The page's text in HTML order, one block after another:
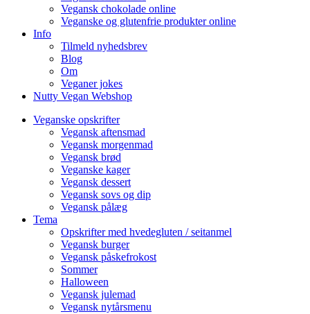
Vegansk chokolade online
Veganske og glutenfrie produkter online
Info
Tilmeld nyhedsbrev
Blog
Om
Veganer jokes
Nutty Vegan Webshop
Veganske opskrifter
Vegansk aftensmad
Vegansk morgenmad
Vegansk brød
Veganske kager
Vegansk dessert
Vegansk sovs og dip
Vegansk pålæg
Tema
Opskrifter med hvedegluten / seitanmel
Vegansk burger
Vegansk påskefrokost
Sommer
Halloween
Vegansk julemad
Vegansk nytårsmenu